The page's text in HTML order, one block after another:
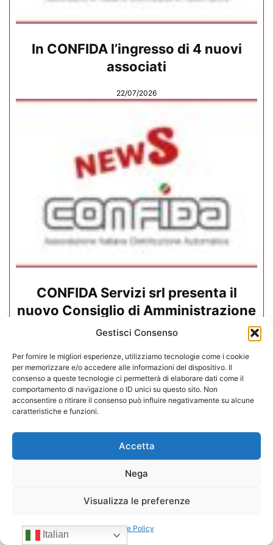
Gestisci Consenso
Per fornire le migliori esperienze, utilizziamo tecnologie come i cookie
per memorizzare e/o accedere alle informazioni del dispositivo. Il
consenso a queste tecnologie ci permetterà di elaborare dati come il
comportamento di navigazione o ID unici su questo sito. Non
acconsentire o ritirare il consenso può influire negativamente su alcune
caratteristiche e funzioni.
Accetta
Nega
Visualizza le preferenze
Cookie Policy
In CONFIDA l’ingresso di 4 nuovi
associati
22/07/2026
CONFIDA Servizi srl presenta il
nuovo Consiglio di Amministrazione
17/07/2026
Mario Toniutti confermato Vice
Italian